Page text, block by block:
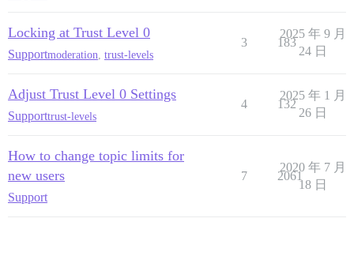
Locking at Trust Level 0
Supportmoderation trust-levels
3 183
2025 年 9 月
24 日
Adjust Trust Level 0 Settings
Supporttrust-levels
4 132
2025 年 1 月
26 日
How to change topic limits for
new users
Support
7 2061
2020 年 7 月
18 日